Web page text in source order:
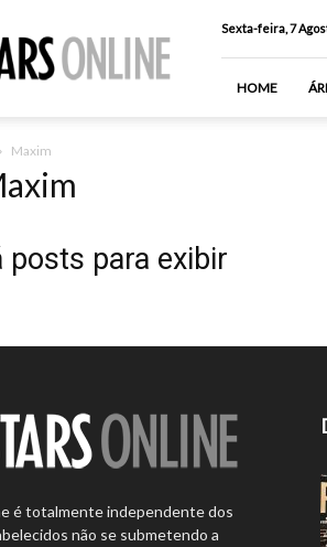
Sexta-feira, 7
HOME
Maxim
posts para exibir
é totalmente independente dos
não se submetendo a